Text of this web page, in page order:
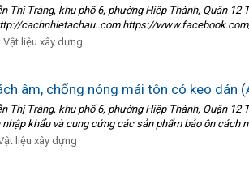
Thị Tràng, khu phố 6, phường Hiệp Thành, Quận
cachnhietachau..com https://
Vật liệu xây dựng
âm, chống nóng mái tôn có keo dán
Thị Tràng, khu phố 6, phường Hiệp Thành, Quận
khẩu và cung cứng các sản phẩm bảo ôn cách
liệu xây dựng